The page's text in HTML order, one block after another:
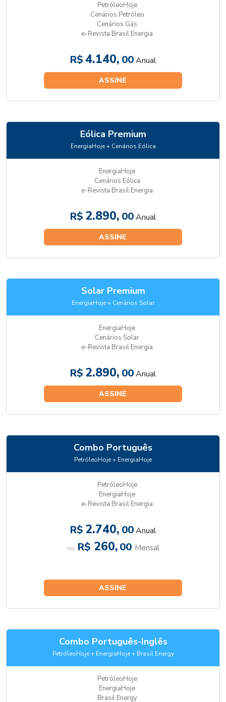
PetróleoHoje
Cenários Petróleo
Cenários Gás
e-Revista Brasil Energia
R$ 4.140, 00 Anual
ASSINE
Eólica Premium
EnergiaHoje + Cenários Eólica
EnergiaHoje
Cenários Eólica
e-Revista Brasil Energia
R$ 2.890, 00 Anual
ASSINE
Solar Premium
EnergiaHoje + Cenários Solar
EnergiaHoje
Cenários Solar
e-Revista Brasil Energia
R$ 2.890, 00 Anual
ASSINE
Combo Português
PetróleoHoje + EnergiaHoje
PetróleoHoje
EnergiaHoje
e-Revista Brasil Energia
R$ 2.740, 00 Anual
ou R$ 260,00 Mensal
ASSINE
Combo Português-Inglês
PetróleoHoje + EnergiaHoje + Brasil Energy
PetróleoHoje
EnergiaHoje
Brasil Energy